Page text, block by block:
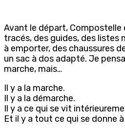
Avant le départ,
tracés, des guides, des listes
à emporter, des chaussures
un sac à dos adapté. Je
marche, mais…
Il y a la marche.
Il y a la démarche.
Il y a ce qui se vit
Et il y a tout ce qui se donne